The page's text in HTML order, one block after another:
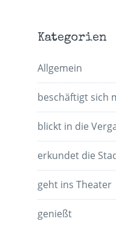
Kategorien
Allgemein
beschäftigt sich
blickt in die
erkundet die
geht ins Theater
genießt